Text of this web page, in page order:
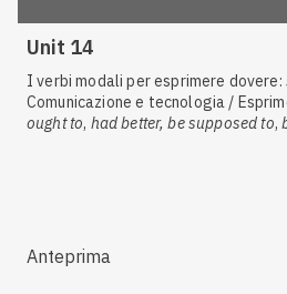
Unit 14
I verbi modali per esprimere dovere:
Comunicazione e tecnologia /
ought to, had better, be supposed to,
Anteprima